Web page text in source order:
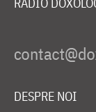
RADIO
DESPRE NOI